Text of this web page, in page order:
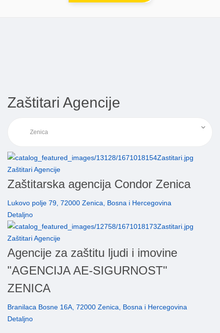
Zaštitari Agencije
Zaštitari Agencije
Zaštitarska agencija Condor Zenica
Lukovo polje 79, 72000 Zenica, Bosna i Hercegovina
Detaljno
Zaštitari Agencije
Agencije za zaštitu ljudi i imovine
"AGENCIJA AE-SIGURNOST"
ZENICA
Branilaca Bosne 16A, 72000 Zenica, Bosna i Hercegovina
Detaljno